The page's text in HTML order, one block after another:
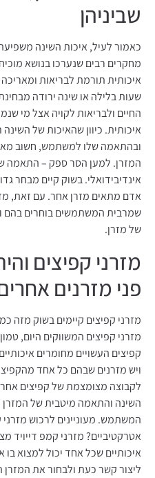
שביניהן
כאמור לעיל, איכות השינה
מחקרים רבים שנערכו בנושא
איכותית תורמת לבריאות
שעות בלילה או שינה ירודה
החיים ולבריאות לקויה אצל מי
איכותית. כיוון שהאיכות של
ובהתאמה שלו למשתמש, חשוב
המזרן. למען הסר ספק – התאמה
אינדיבידואלי. בשוק קיים מבחר
אדם מתאים מזרן אחר. עם זאת,
שמרבית המשתמשים בוחרים בהם
של מזרן.
מזרני קפיצים
פני מזרנים
מזרני קפיצים קיימים בשוק מזה
מזרני קפיצים המשווקים היום,
קפיצים העשויים מחומרים
ויש מזרנים שבהם כל אחד
לקבוצה מצומצמת של קפיצים
השינה והתאמה מיטבית של
המשתמש. מעוניינים לרכוש מזרני
אטרקטיביים? מזרני קמפ דייויד
איכותיים שכל אחד יכול למצוא
ליצור קשר כעת ולבחור את המזרן